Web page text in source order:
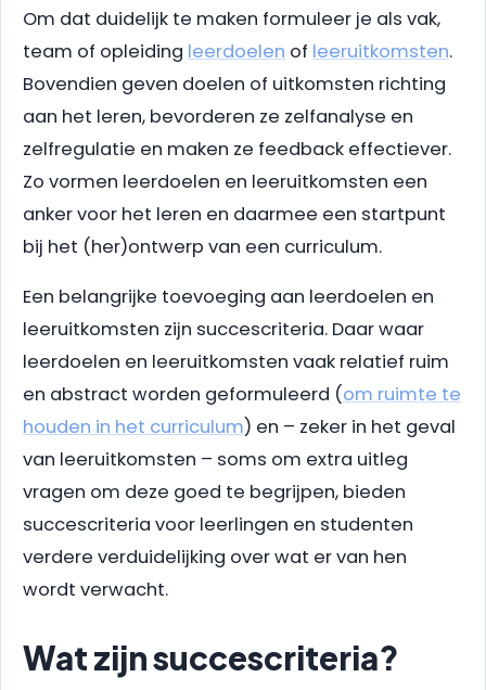
Om dat duidelijk te maken formuleer je als vak,
team of opleiding leerdoelen of leeruitkomsten.
Bovendien geven doelen of uitkomsten richting
aan het leren, bevorderen ze zelfanalyse en
zelfregulatie en maken ze feedback effectiever.
Zo vormen leerdoelen en leeruitkomsten een
anker voor het leren en daarmee een startpunt
bij het (her)ontwerp van een curriculum.
Een belangrijke toevoeging aan leerdoelen en
leeruitkomsten zijn succescriteria. Daar waar
leerdoelen en leeruitkomsten vaak relatief ruim
en abstract worden geformuleerd (om ruimte te
houden in het curriculum) en – zeker in het geval
van leeruitkomsten – soms om extra uitleg
vragen om deze goed te begrijpen, bieden
succescriteria voor leerlingen en studenten
verdere verduidelijking over wat er van hen
wordt verwacht.
Wat zijn succescriteria?